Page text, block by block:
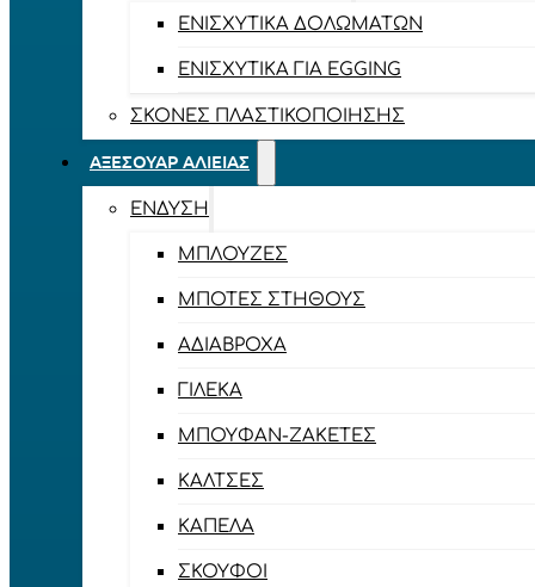
ΕΝΙΣΧΥΤΙΚΆ ΔΟΛΩΜΆΤΩΝ
ΕΝΙΣΧΥΤΙΚΆ ΓΙΑ EGGING
ΣΚΌΝΕΣ ΠΛΑΣΤΙΚΟΠΟΊΗΣΗΣ
ΑΞΕΣΟΥΆΡ ΑΛΙΕΊΑΣ
ΈΝΔΥΣΗ
ΜΠΛΟΎΖΕΣ
ΜΠΌΤΕΣ ΣΤΉΘΟΥΣ
ΑΔΙΆΒΡΟΧΑ
ΓΙΛΈΚΑ
ΜΠΟΥΦΆΝ-ΖΑΚΈΤΕΣ
ΚΆΛΤΣΕΣ
ΚΑΠΈΛΑ
ΣΚΟΎΦΟΙ